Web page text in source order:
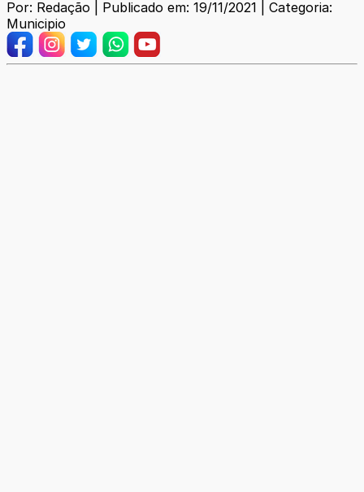
Por: Redação | Publicado em: 19/11/2021 | Categoria:
Municipio